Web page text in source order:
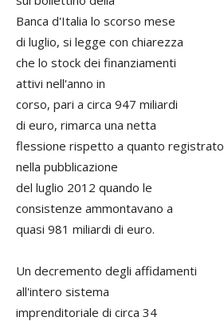
Banca d'Italia lo scorso mese
di luglio, si legge con chiarezza
che lo stock dei finanziamenti
attivi nell'anno in
corso, pari a circa 947 miliardi
di euro, rimarca una netta
flessione rispetto a quanto registrato
nella pubblicazione
del luglio 2012 quando le
consistenze ammontavano a
quasi 981 miliardi di euro.
Un decremento degli affidamenti
all'intero sistema
imprenditoriale di circa 34